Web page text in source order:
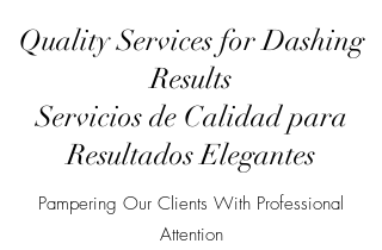
Quality Services for Dashing
Results
Servicios de Calidad para
Resultados Elegantes
Pampering Our Clients With Professional
Attention